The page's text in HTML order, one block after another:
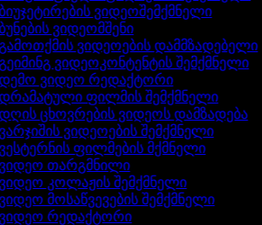
ვიდეოშემქმნელი
ვიდეომშენი
ვიდეოების დამმზადებელი
ვიდეოკონტენტის შემქმნელი
ვიდეო რედაქტორი
ფილმის შემქმნელი
ცხოვრების ვიდეოს დამზადება
ვიდეოების შემქმნელი
ფილმების მქმნელი
თარგმნილი
კოლაჟის შემქმნელი
მოსაწვევების შემქმნელი
რედაქტორი